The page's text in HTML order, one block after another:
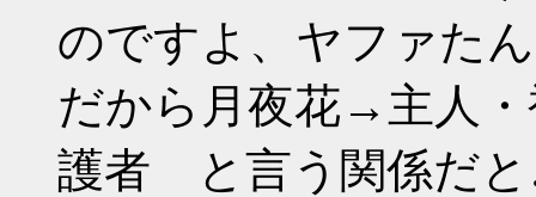
のですよ、ヤファた
だから月夜花→主人
護者 と言う関係だ